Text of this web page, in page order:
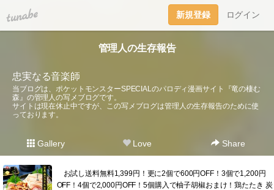
tuna.be 新規登録 ログイン
管理人の生存報告
忠実なる音楽師
当ブログは、ポケットモンスターSPECIALのパロディ漫画サイト『竜の棲む
森』の管理人の写メブログです。
サイトは現在休止中ですが、この写メブログは管理人の生存報告のために使
っております。
Gallery Love Share
お試し送料無料1,399円！更に2個で600円OFF！3個で1,200円
OFF！4個で2,000円OFF！5個購入で柚子胡椒おまけ！鶏たたき 炭